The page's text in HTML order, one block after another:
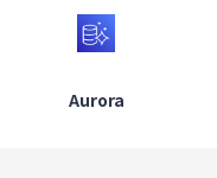
Aurora